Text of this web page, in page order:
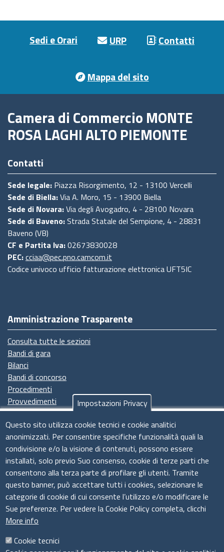
Sedi e Orari URP Contatti
Mappa del sito
Camera di Commercio MONTE
ROSA LAGHI ALTO PIEMONTE
Contatti
Sede legale: Piazza Risorgimento, 12 - 13100 Vercelli
Sede di Biella:Via A. Moro, 15 - 13900 Biella
Sede di Novara:Via degli Avogadro, 4 - 28100 Novara
Sede di Baveno:Strada Statale del Sempione, 4 - 28831
Baveno (VB)
CF e Partita Iva:02673830028
PEC:cciaa@pec.pno.camcom.it
Codice univoco ufficio fatturazione elettronica UFT5IC
Amministrazione Trasparente
Consulta tutte le sezioni
Bandi di gara
Bilanci
Bandi di concorso
Procedimenti
Provvedimenti
Seguici su
Il sistema camerale
Impostazioni Privacy
Questo sito utilizza cookie tecnici e cookie analitici
anonimizzati. Per consentire specifiche funzionalità quali la
condivisione e/o la visione di contenuti, possono essere
installati, solo previo Suo consenso, cookie di terze parti che
consentono alla terza parte di profilare gli utenti. Tramite
questo banner, può accettare tutti i cookies, selezionare le
categorie di cookie di cui consente l’utilizzo e/o modificare le
Sue preferenze. Per vedere la Cookie Policy completa, clicchi
More info
Cookie tecnici